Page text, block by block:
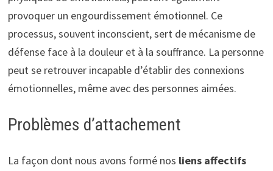
provoquer un engourdissement émotionnel. Ce
processus, souvent inconscient, sert de mécanisme de
défense face à la douleur et à la souffrance. La personne
peut se retrouver incapable d’établir des connexions
émotionnelles, même avec des personnes aimées.
Problèmes d’attachement
La façon dont nous avons formé nos liens affectifs